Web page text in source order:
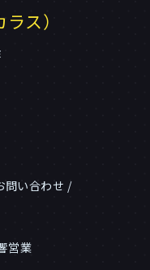
ス）
問い合わせ
営業